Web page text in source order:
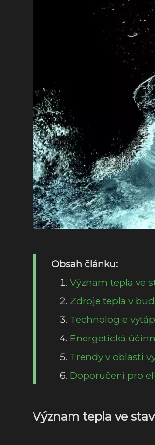
Obsah článku:
Význam tepla ve
Zdroje tepla v
Technologie
Energetická
Trendy v oblasti
Doporučení pro
Význam tepla ve